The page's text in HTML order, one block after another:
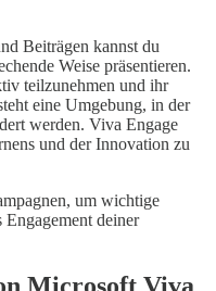
Beiträgen kannst du
Weise präsentieren.
teilzunehmen und ihr
eine Umgebung, in der
werden. Viva Engage
und der Innovation zu
um wichtige
Engagement deiner
Microsoft Viva